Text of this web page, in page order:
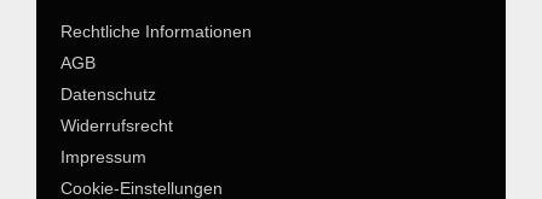
Rechtliche Informationen
AGB
Datenschutz
Widerrufsrecht
Impressum
Cookie-Einstellungen